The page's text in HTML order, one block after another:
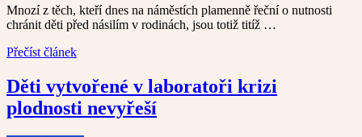
Mnozí z těch, kteří dnes na náměstích plamenně řeční o nutnosti
chránit děti před násilím v rodinách, jsou totiž titíž …
Přečíst článek
Děti vytvořené v laboratoři krizi
plodnosti nevyřeší